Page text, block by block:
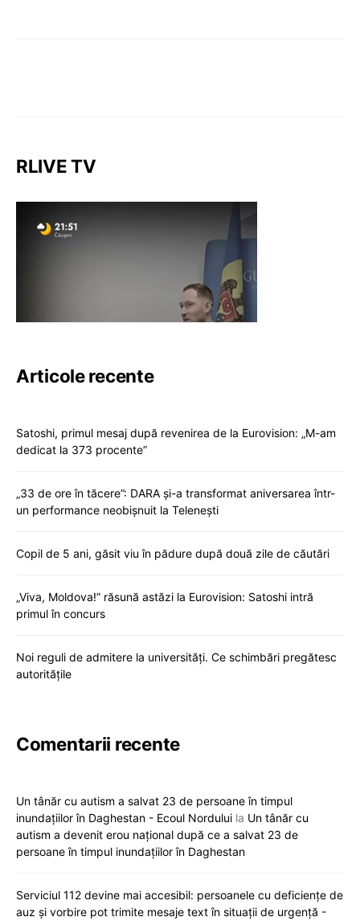
RLIVE TV
Articole recente
Satoshi, primul mesaj după revenirea de la Eurovision: „M-am
dedicat la 373 procente”
„33 de ore în tăcere”: DARA și-a transformat aniversarea într-
un performance neobișnuit la Telenești
Copil de 5 ani, găsit viu în pădure după două zile de căutări
„Viva, Moldova!” răsună astăzi la Eurovision: Satoshi intră
primul în concurs
Noi reguli de admitere la universități. Ce schimbări pregătesc
autoritățile
Comentarii recente
Un tânăr cu autism a salvat 23 de persoane în timpul
inundațiilor în Daghestan - Ecoul Nordului la Un tânăr cu
autism a devenit erou național după ce a salvat 23 de
persoane în timpul inundațiilor în Daghestan
Serviciul 112 devine mai accesibil: persoanele cu deficiențe de
auz și vorbire pot trimite mesaje text în situații de urgență -